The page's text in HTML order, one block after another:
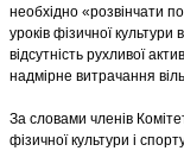
необхідно «розвінчати
уроків фізичної
відсутність рухливої
надмірне витрачання
За словами членів
фізичної культури і